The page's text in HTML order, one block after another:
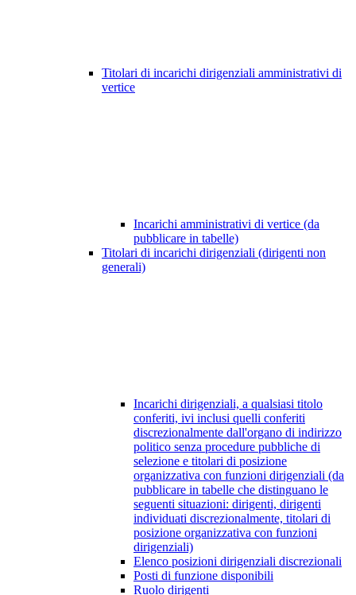
Titolari di incarichi dirigenziali amministrativi di
vertice
Incarichi amministrativi di vertice (da
pubblicare in tabelle)
Titolari di incarichi dirigenziali (dirigenti non
generali)
Incarichi dirigenziali, a qualsiasi titolo
conferiti, ivi inclusi quelli conferiti
discrezionalmente dall'organo di indirizzo
politico senza procedure pubbliche di
selezione e titolari di posizione
organizzativa con funzioni dirigenziali (da
pubblicare in tabelle che distinguano le
seguenti situazioni: dirigenti, dirigenti
individuati discrezionalmente, titolari di
posizione organizzativa con funzioni
dirigenziali)
Elenco posizioni dirigenziali discrezionali
Posti di funzione disponibili
Ruolo dirigenti